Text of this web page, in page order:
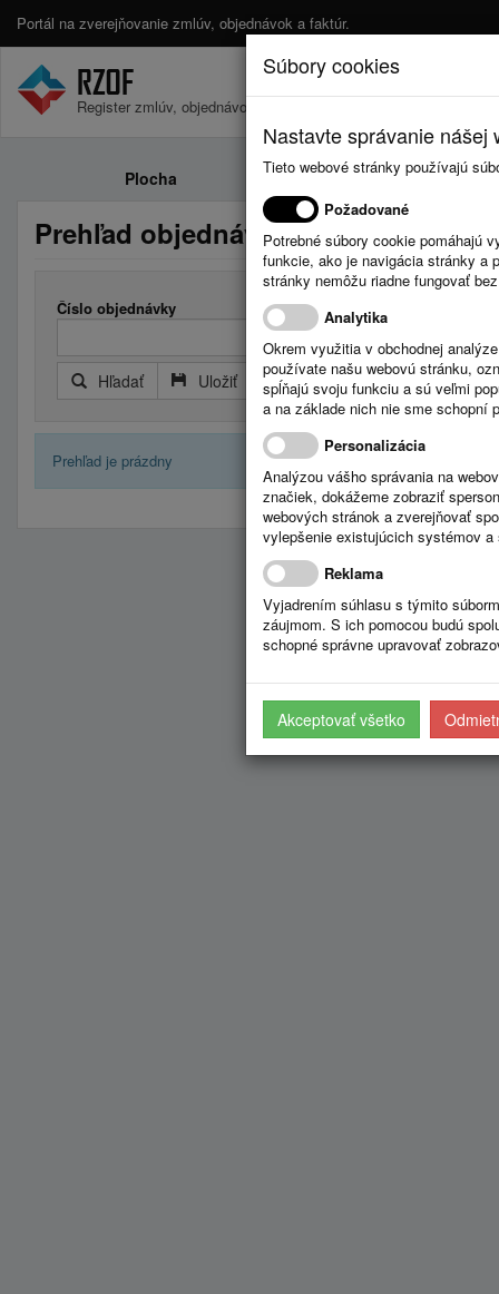
Portál na zverejňovanie zmlúv, objednávok a faktúr.
Register zmlúv, objednávok a faktúr.
Plocha Zmluvy
Prehľad objednávok
Číslo objednávky
Hľadať Uložiť Reset Rozšírený filter
Prehľad je prázdny
Súbory cookies
Nastavte správanie
Tieto webové stránky používajú
Požadované
Potrebné súbory cookie pomáhajú
funkcie, ako je navigácia stránky a
stránky nemôžu riadne fungovať
Analytika
Okrem využitia v obchodnej
používate našu webovú stránku,
spĺňajú svoju funkciu a sú veľmi
a na základe nich nie sme schopní
Personalizácia
Analýzou vášho správania na
značiek, dokážeme zobraziť
webových stránok a zverejňovať
vylepšenie existujúcich systémov
Reklama
Vyjadrením súhlasu s týmito
záujmom. S ich pomocou budú
schopné správne upravovať
Akceptovať všetko